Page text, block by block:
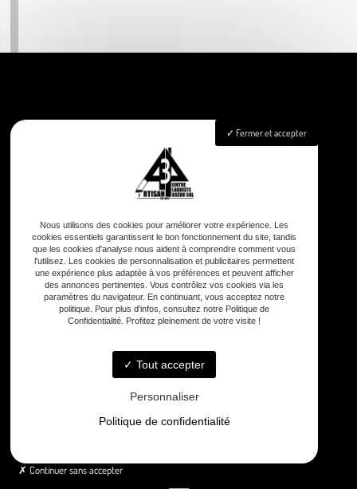
Accueil
Aménagement intérieur
Isolation
Pose de revêtements sols & murs
Nettoyage façade & toiture
Nos réalisations
Contact
8 rue Principale Le Chiron, 17510 Néré
Fermer et accepter
Nous utilisons des cookies pour améliorer votre expérience. Les
cookies essentiels garantissent le bon fonctionnement du site, tandis
que les cookies d'analyse nous aident à comprendre comment vous
l'utilisez. Les cookies de personnalisation et publicitaires permettent
une expérience plus adaptée à vos préférences et peuvent afficher
des annonces pertinentes. Vous contrôlez vos cookies via les
paramètres du navigateur. En continuant, vous acceptez notre
politique. Pour plus d'infos, consultez notre Politique de
Confidentialité. Profitez pleinement de votre visite !
Tout accepter
Personnaliser
Politique de confidentialité
Continuer sans accepter